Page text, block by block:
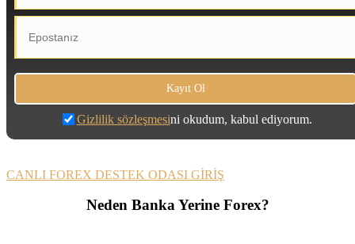
Gizlilik sözleşmesini okudum, kabul ediyorum.
CANLI FOREX DESTEK ODASI GİRİŞ
Neden Banka Yerine Forex?